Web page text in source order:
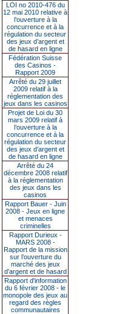
LOI no 2010-476 du
12 mai 2010 relative à
l’ouverture à la
concurrence et à la
régulation du secteur
des jeux d’argent et
de hasard en ligne
Fédération Suisse
des Casinos -
Rapport 2009
Arrêté du 29 juillet
2009 relatif à la
réglementation des
jeux dans les casinos
Projet de Loi du 30
mars 2009 relatif à
l’ouverture à la
concurrence et à la
régulation du secteur
des jeux d’argent et
de hasard en ligne
Arrêté du 24
décembre 2008 relatif
à la réglementation
des jeux dans les
casinos
Rapport Bauer - Juin
2008 - Jeux en ligne
et menaces
criminelles
Rapport Durieux -
MARS 2008 -
Rapport de la mission
sur l’ouverture du
marché des jeux
d’argent et de hasard
Rapport d'information
du 6 février 2008 - le
monopole des jeux au
regard des règles
communautaires